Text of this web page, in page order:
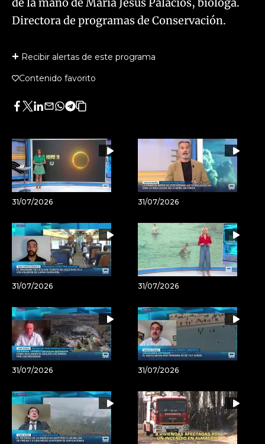
Directora de programas de Conservación.
Recibir alertas de este programa
Contenido favorito
Facebook
Twitter
LinkedIn
Enviar
Whatsapp
Telegram
Copiar
artículo
31/07/2026 31/07/2026
31/07/2026 31/07/2026
31/07/2026 31/07/2026